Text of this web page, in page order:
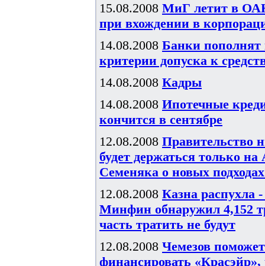
15.08.2008 МиГ летит в ОАК
при вхождении в
14.08.2008 Банки
критерии допуска к
14.08.2008 Кадры
14.08.2008 Ипотечные
кончится в сентябре
12.08.2008 Правительство
будет держаться только
Семеняка о новых
12.08.2008 Казна распухла
Минфин обнаружил 4,152
часть тратить не будут
12.08.2008 Чемезов
финансировать